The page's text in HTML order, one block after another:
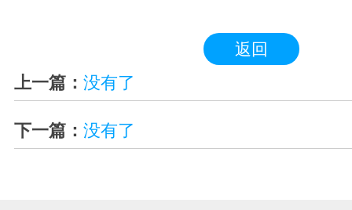
返回
上一篇： 没有了
下一篇： 没有了